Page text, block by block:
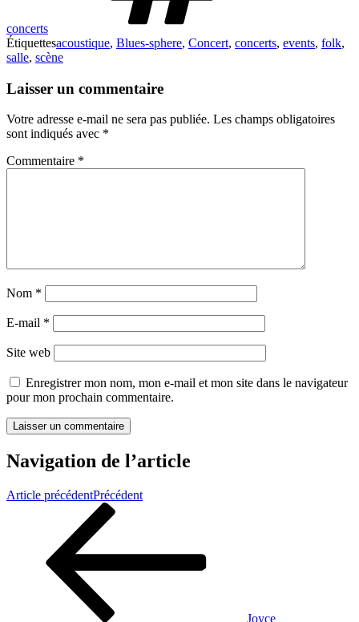
concerts
Étiquettesacoustique, Blues-sphere, Concert, concerts, events, folk,
salle, scène
Laisser un commentaire
Votre adresse e-mail ne sera pas publiée. Les champs obligatoires
sont indiqués avec *
Commentaire *
Nom *
E-mail *
Site web
Enregistrer mon nom, mon e-mail et mon site dans le navigateur
pour mon prochain commentaire.
Navigation de l’article
Article précédentPrécédent
Joyce